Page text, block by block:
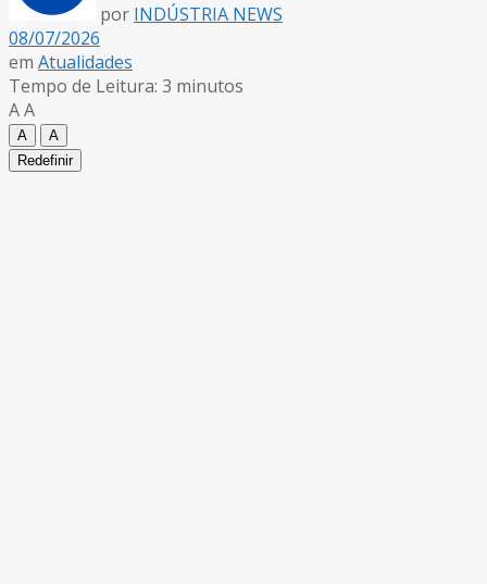
por INDÚSTRIA NEWS
08/07/2026
em Atualidades
Tempo de Leitura: 3 minutos
AA
A
A
Redefinir